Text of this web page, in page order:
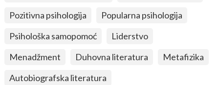
Pozitivna psihologija
Popularna psihologija
Psihološka samopomoć
Liderstvo
Menadžment
Duhovna literatura
Metafizika
Autobiografska literatura